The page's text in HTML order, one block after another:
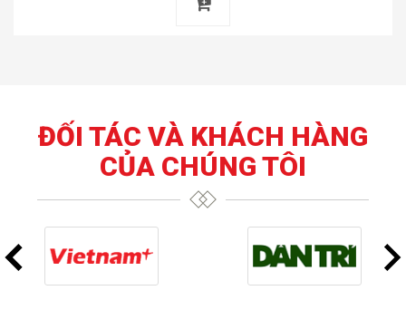
ĐỐI TÁC VÀ KHÁCH HÀNG
CỦA CHÚNG TÔI